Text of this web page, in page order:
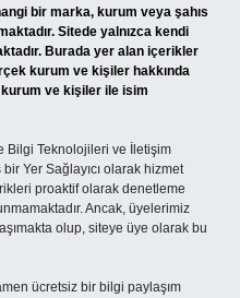
bir marka, kurum veya şahıs
Sitede yalnızca kendi
Burada yer alan içerikler
kurum ve kişiler hakkında
kurum ve kişiler ile isim
Bilgi Teknolojileri ve İletişim
Yer Sağlayıcı olarak hizmet
proaktif olarak denetleme
Ancak, üyelerimiz
olup, siteye üye olarak bu
ücretsiz bir bilgi paylaşım